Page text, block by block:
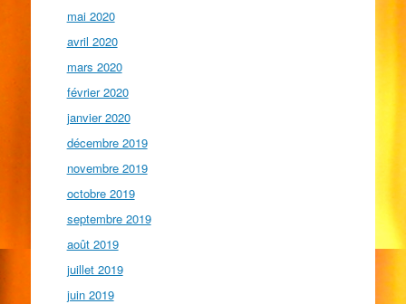
mai 2020
avril 2020
mars 2020
février 2020
janvier 2020
décembre 2019
novembre 2019
octobre 2019
septembre 2019
août 2019
juillet 2019
juin 2019